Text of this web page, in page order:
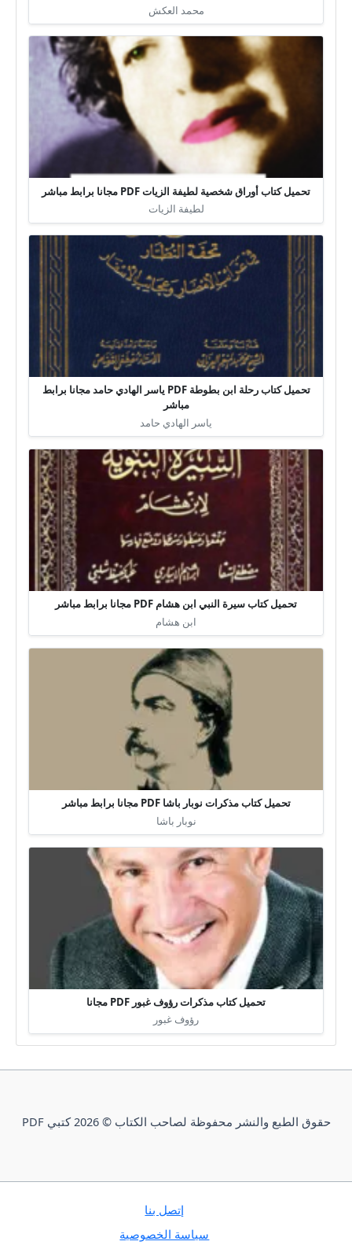
محمد العكش
تحميل كتاب أوراق شخصية لطيفة الزيات PDF مجانا برابط مباشر
لطيفة الزيات
تحميل كتاب رحلة ابن بطوطة PDF ياسر الهادي حامد مجانا برابط
مباشر
ياسر الهادي حامد
تحميل كتاب سيرة النبي ابن هشام PDF مجانا برابط مباشر
ابن هشام
تحميل كتاب مذكرات نوبار باشا PDF مجانا برابط مباشر
نوبار باشا
تحميل كتاب مذكرات رؤوف غبور PDF مجانا
رؤوف غبور
حقوق الطبع والنشر محفوظة لصاحب الكتاب © 2026 كتبي PDF
إتصل بنا
سياسة الخصوصية